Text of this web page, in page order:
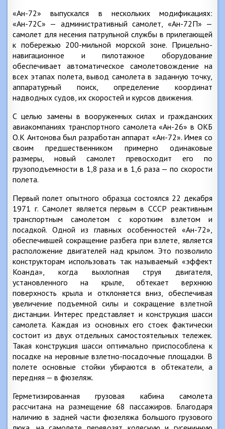
«Ан-72» выпускался в нескольких модификациях:
«Ан-72С» — административный самолет, «Ан-72П» —
самолет для несения патрульной службы в прилегающей
к побережью 200-мильной морской зоне. Прицельно-
навигационное и пилотажное оборудование
обеспечивает автоматическое самолетовождение на
всех этапах полета, вывод самолета в заданную точку,
аппаратурный поиск, определение координат
надводных судов, их скоростей и курсов движения.
С целью замены в вооруженных силах и гражданских
авиакомпаниях транспортного самолета «Ан-26» в ОКБ
О.К Антонова был разработан аппарат «Ан-72». Имея со
своим предшественником примерно одинаковые
размеры, новый самолет превосходит его по
грузоподъемности в 1,8 раза и в 1,6 раза — по скорости
полета.
Первый полет опытного образца состоялся 22 декабря
1971 г. Самолет является первым в СССР реактивным
транспортным самолетом с коротким взлетом и
посадкой. Одной из главных особенностей «Ан-72»,
обеспечившей сокращение разбега при взлете, является
расположение двигателей над крылом. Это позволило
конструкторам использовать так называемый «эффект
Коанда», когда выхлопная струя двигателя,
установленного на крыле, обтекает верхнюю
поверхность крыла и отклоняется вниз, обеспечивая
увеличение подъемной силы и сокращение взлетной
дистанции. Интерес представляет и конструкция шасси
самолета. Каждая из основных его стоек фактически
состоит из двух отдельных самостоятельных тележек.
Такая конструкция шасси оптимально приспособлена к
посадке на неровные взлетно-посадочные площадки. В
полете основные стойки убираются в обтекатели, а
передняя — в фюзеляж.
Герметизированная грузовая кабина самолета
рассчитана на размещение 68 пассажиров. Благодаря
наличию в задней части фюзеляжа большого грузового